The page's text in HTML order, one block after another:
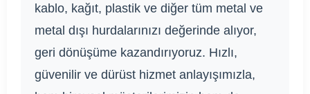
kablo, kağıt, plastik ve diğer tüm metal ve
metal dışı hurdalarınızı değerinde alıyor,
geri dönüşüme kazandırıyoruz. Hızlı,
güvenilir ve dürüst hizmet anlayışımızla,